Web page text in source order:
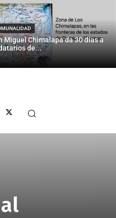
Miguel Chimalapa da 30 días a
de...